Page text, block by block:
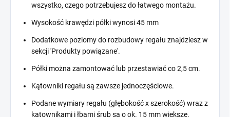
wszystko, czego potrzebujesz do łatwego montażu.
Wysokość krawędzi półki wynosi 45 mm
Dodatkowe poziomy do rozbudowy regału znajdziesz w
sekcji 'Produkty powiązane'.
Półki można zamontować lub przestawiać co 2,5 cm.
Kątowniki regału są zawsze jednoczęściowe.
Podane wymiary regału (głębokość x szerokość) wraz z
kątownikami i łbami śrub są o ok. 15 mm większe.